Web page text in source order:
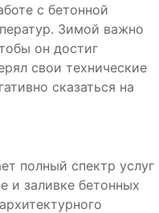
с бетонной
Зимой важно
он достиг
свои технические
сказаться на
полный спектр услуг
и заливке бетонных